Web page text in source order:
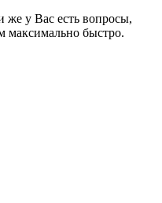
у Вас есть вопросы,
максимально быстро.